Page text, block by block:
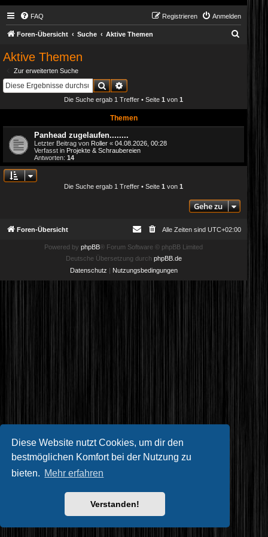
Diese Website nutzt Cookies, um dir den
bestmöglichen Komfort bei der Nutzung zu
bieten. Mehr erfahren
Verstanden!
FAQ Anmelden
Registrieren
Foren-Übersicht Suche Aktive Themen
Aktive Themen
Zur erweiterten Suche
SucheErweiterte Suche
Die Suche ergab 1 Treffer • Seite1 von1
Themen
Panhead zugelaufen........
Letzter Beitrag von Roller « 04.08.2026, 00:28
Verfasst in Projekte & Schraubereien
Antworten: 14
Die Suche ergab 1 Treffer • Seite1 von1
Gehe zu
Foren-Übersicht Alle Zeiten sindUTC+02:00
Powered byphpBB® Forum Software © phpBB Limited
Deutsche Übersetzung durch phpBB.de
Datenschutz | Nutzungsbedingungen